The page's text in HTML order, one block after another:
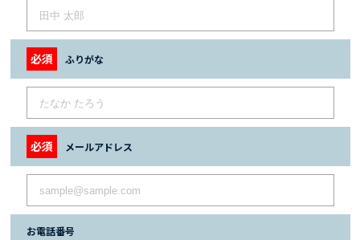
ふりがな
メールアドレス
お電話番号